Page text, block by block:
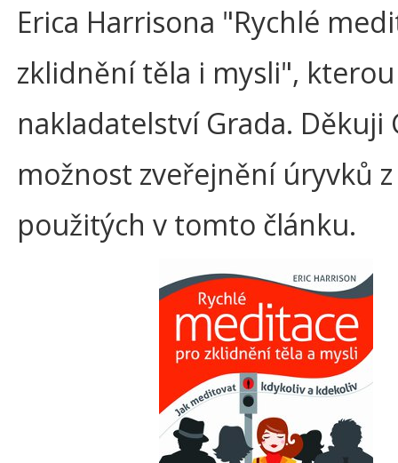
Erica Harrisona "Rychlé
zklidnění těla i mysli",
nakladatelství Grada. Děkuji
možnost zveřejnění úryvků
použitých v tomto článku.